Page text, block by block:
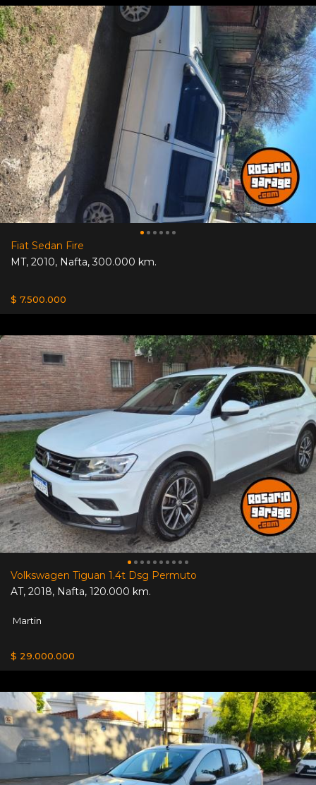
Fiat Sedan Fire
MT, 2010, Nafta,300.000 km.
$ 7.500.000
Volkswagen Tiguan 1.4t Dsg Permuto
AT, 2018, Nafta, 120.000 km.
Martin
$ 29.000.000